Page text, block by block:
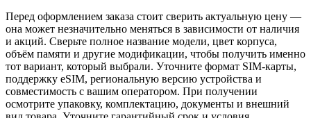
Перед оформлением заказа стоит сверить актуальную цену —
она может незначительно меняться в зависимости от наличия
и акций. Сверьте полное название модели, цвет корпуса,
объём памяти и другие модификации, чтобы получить именно
тот вариант, который выбрали. Уточните формат SIM-карты,
поддержку eSIM, региональную версию устройства и
совместимость с вашим оператором. При получении
осмотрите упаковку, комплектацию, документы и внешний